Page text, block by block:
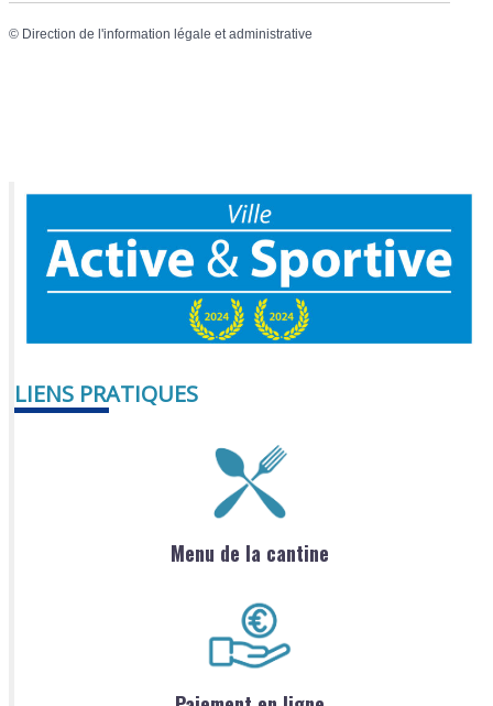
© Direction de l'information légale et administrative
LIENS PRATIQUES
Menu de la cantine